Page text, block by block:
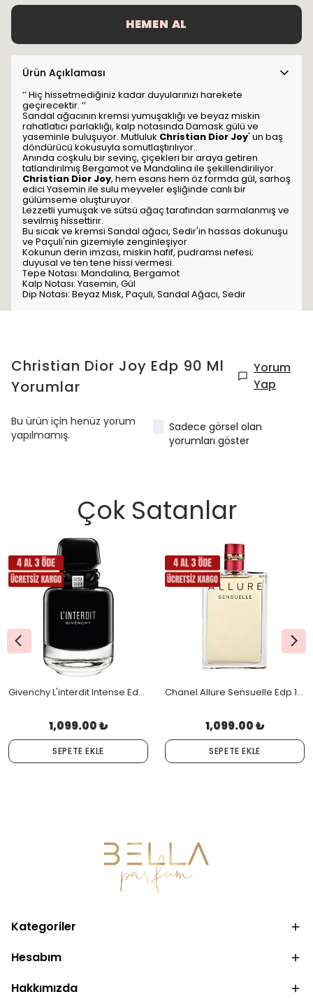
HEMEN AL
Ürün Açıklaması
‘’ Hiç hissetmediğiniz kadar duyularınızı harekete
geçirecektir. ‘’
Sandal ağacının kremsi yumuşaklığı ve beyaz miskin
rahatlatıcı parlaklığı, kalp notasında Damask gülü ve
yaseminle buluşuyor. Mutluluk Christian Dior Joy' un baş
döndürücü kokusuyla somutlaştırılıyor..
Anında coşkulu bir sevinç, çiçekleri bir araya getiren
tatlandırılmış Bergamot ve Mandalina ile şekillendiriliyor.
Christian Dior Joy, hem esans hem öz formda gül, sarhoş
edici Yasemin ile sulu meyveler eşliğinde canlı bir
gülümseme oluşturuyor.
Lezzetli yumuşak ve sütsü ağaç tarafından sarmalanmış ve
sevilmiş hissettirir.
Bu sıcak ve kremsi Sandal ağacı, Sedir'in hassas dokunuşu
ve Paçuli'nin gizemiyle zenginleşiyor.
Kokunun derin imzası, miskin hafif, pudramsı nefesi;
duyusal ve ten tene hissi vermesi.
Tepe Notası: Mandalina, Bergamot
Kalp Notası: Yasemin, Gül
Dip Notası: Beyaz Misk, Paçuli, Sandal Ağacı, Sedir
Christian Dior Joy Edp 90 Ml
Yorumlar
Yorum
Yap
Bu ürün için henüz yorum
yapılmamış.
Sadece görsel olan
yorumları göster
Çok Satanlar
Givenchy L'interdit Intense Edp 80 ML
1,099.00 ₺
SEPETE EKLE
Chanel Allure Sensuelle Edp 100 Ml
1,099.00 ₺
SEPETE EKLE
Kategoriler
Hesabım
Hakkımızda